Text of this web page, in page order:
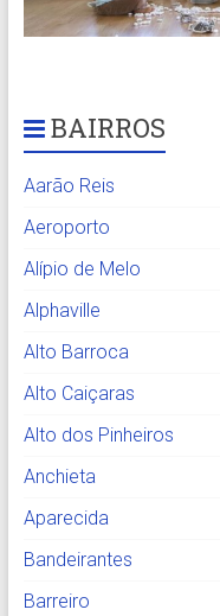
BAIRROS
Aarão Reis
Aeroporto
Alípio de Melo
Alphaville
Alto Barroca
Alto Caiçaras
Alto dos Pinheiros
Anchieta
Aparecida
Bandeirantes
Barreiro